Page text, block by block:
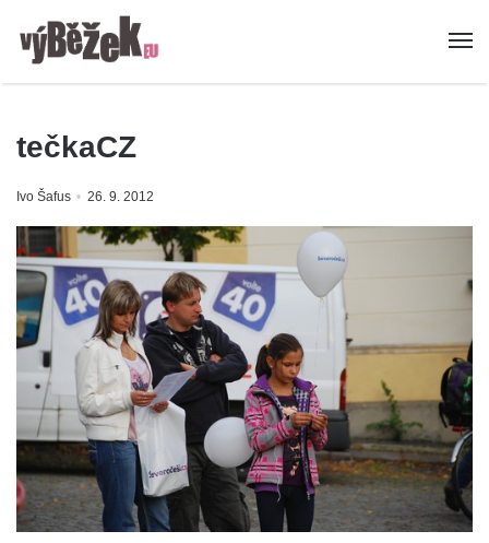
tečkaCZ
Ivo Šafus 26. 9. 2012